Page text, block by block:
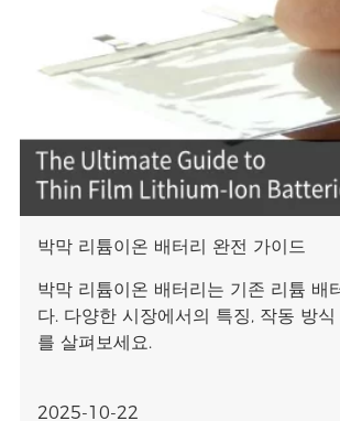
박막 리튬이온 배터리 완전 가이드
박막 리튬이온 배터리는 기존 리튬 배
다. 다양한 시장에서의 특징, 작동 방
를 살펴보세요.
2025-10-22